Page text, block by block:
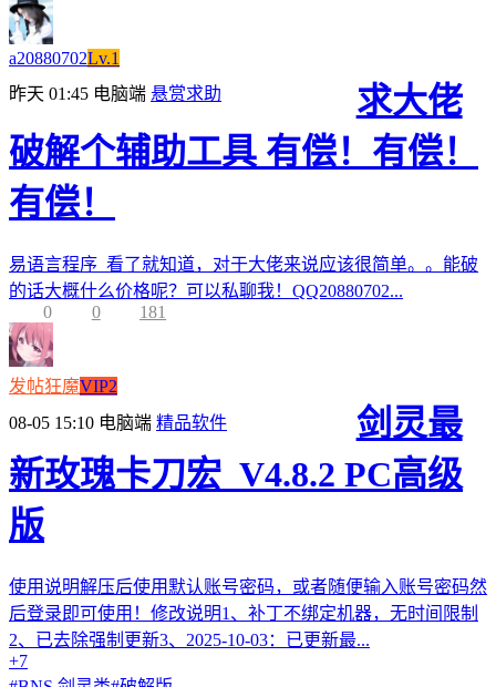
a20880702Lv.1
昨天 01:45 电脑端 悬赏求助
求大佬
破解个辅助工具 有偿！有偿！
有偿！
易语言程序 看了就知道，对于大佬来说应该很简单。。能破
的话大概什么价格呢？可以私聊我！QQ20880702...
0
0 181
发帖狂魔VIP2
08-05 15:10 电脑端 精品软件
剑灵最
新玫瑰卡刀宏_V4.8.2 PC高级
版
使用说明解压后使用默认账号密码，或者随便输入账号密码然
后登录即可使用！修改说明1、补丁不绑定机器，无时间限制
2、已去除强制更新3、2025-10-03：已更新最...
+7